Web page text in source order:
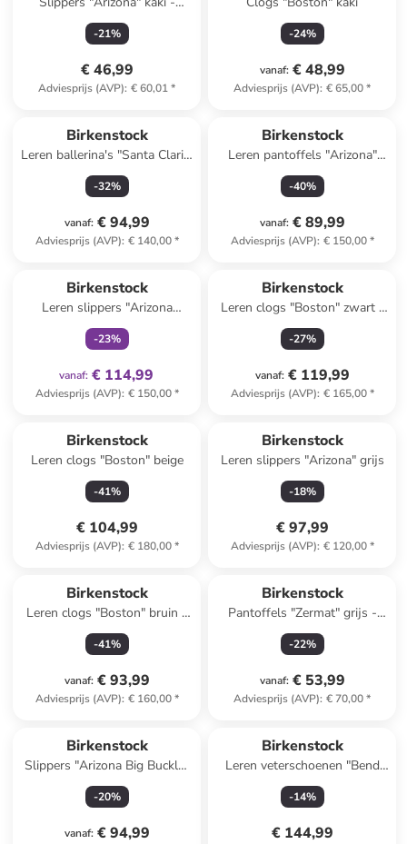
wijdte N
-21%
€ 46,99
Adviesprijs (AVP): € 60,01*
-24%
vanaf: € 48,99
Adviesprijs (AVP): € 65,00*
Birkenstock
Leren ballerina's "Santa Clarit"
lichtroze
-32%
vanaf: € 94,99
Adviesprijs (AVP): € 140,00*
Birkenstock
Leren pantoffels "Arizona"
lichtbruin - wijdte S
-40%
vanaf: € 89,99
Adviesprijs (AVP): € 150,00*
Birkenstock
Leren slippers "Arizona
Adventure" zwart
-23%
vanaf: € 114,99
Adviesprijs (AVP): € 150,00*
Birkenstock
Leren clogs "Boston" zwart -
wijdte S
-27%
vanaf: € 119,99
Adviesprijs (AVP): € 165,00*
Birkenstock
Leren clogs "Boston" beige
-41%
€ 104,99
Adviesprijs (AVP): € 180,00*
Birkenstock
Leren slippers "Arizona" grijs
-18%
€ 97,99
Adviesprijs (AVP): € 120,00*
Birkenstock
Leren clogs "Boston" bruin -
wijdte S
-41%
vanaf: € 93,99
Adviesprijs (AVP): € 160,00*
Birkenstock
Pantoffels "Zermat" grijs -
wijdte S
-22%
vanaf: € 53,99
Adviesprijs (AVP): € 70,00*
Birkenstock
Slippers "Arizona Big Buckle"
wit
-20%
vanaf: € 94,99
Birkenstock
Leren veterschoenen "Bend
Low Decon" zwart - wijdte N
-14%
€ 144,99